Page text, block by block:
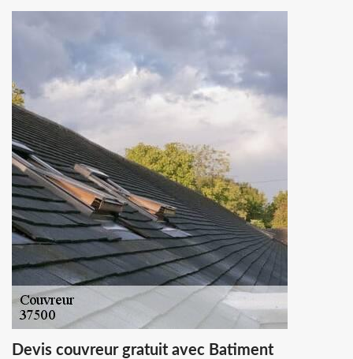
Devis couvreur gratuit avec Batiment